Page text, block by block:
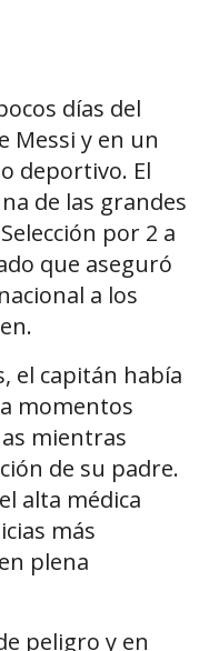
días del
Messi y en un
deportivo. El
de las grandes
por 2 a
que aseguró
a los
el capitán había
momentos
mientras
de su padre.
alta médica
más
plena
peligro y en